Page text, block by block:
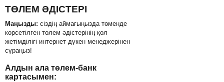
ТӨЛЕМ ӘДІСТЕРІ
Маңызды: сіздің аймағыңызда төменде
көрсетілген төлем әдістерінің қол
жетімділігі-интернет-дүкен менеджерінен
сұраңыз!
Алдын ала төлем-банк
картасымен: